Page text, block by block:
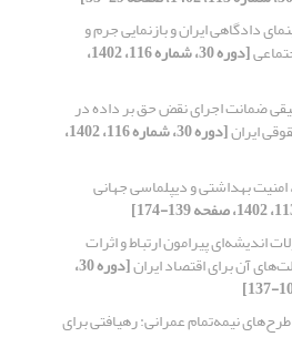
دادگاهی ایران و بازنمایی جرم و
[دوره 30، شماره 116، 1402،
ضمانت اجرای نقض حق بر داده در
ایران [دوره 30، شماره 116، 1402،
کووید-۱۹، امنیت بهداشتی و دیپلماسی جهانی
اندیشه‌ای پیرامون ارتباط و اثرات
آن برای اقتصاد ایران [دوره 30،
نیمه‌تمام عمرانی: رهیافتی برای